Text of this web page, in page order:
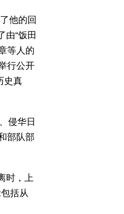
他的回
“饭田
等人的
行公开
史真
侵华日
部队部
时，上
括从